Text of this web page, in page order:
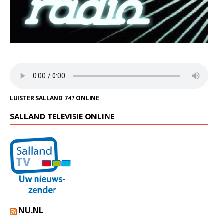
LUISTER SALLAND 747 ONLINE
SALLAND TELEVISIE ONLINE
NU.NL